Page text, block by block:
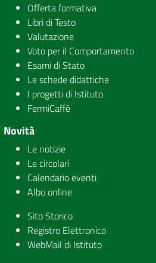
Offerta formativa
Libri di Testo
Valutazione
Voto per il Comportamento
Esami di Stato
Le schede didattiche
I progetti di Istituto
FermiCaffè
Novità
Le notizie
Le circolari
Calendario eventi
Albo online
Sito Storico
Registro Elettronico
WebMail di Istituto